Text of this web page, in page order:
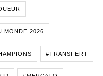
MONDE 2026
#TRANSFERT